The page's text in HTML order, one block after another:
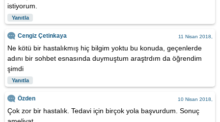
istiyorum.
Yanıtla
Cengiz Çetinkaya 11 Nisan 2018,
Ne kötü bir hastalıkmış hiç bilgim yoktu bu konuda, geçenlerde
adını bir sohbet esnasında duymuştum araştrdım da öğrendim
şimdi
Yanıtla
Özden 10 Nisan 2018,
Çok zor bir hastalık. Tedavi için birçok yola başvurdum. Sonuç